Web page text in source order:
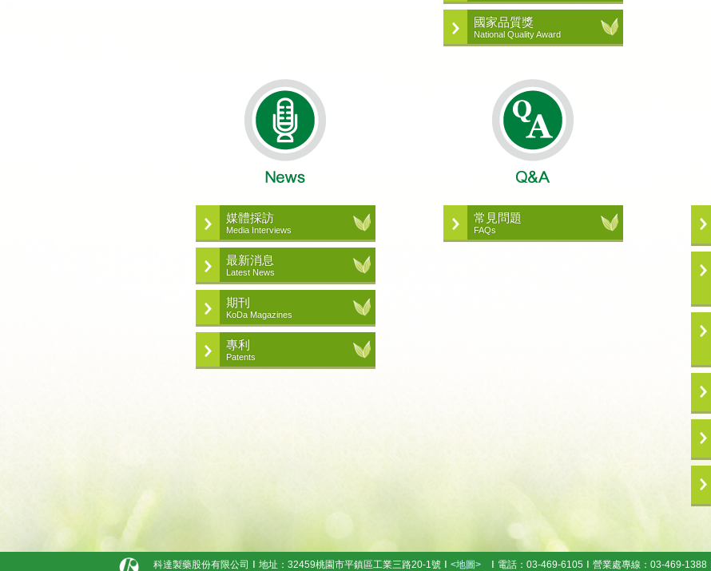
國家品質獎
National Quality Award
媒體採訪
Media Interviews
最新消息
Latest News
期刊
KoDa Magazines
專利
Patents
常見問題
FAQs
科達製藥股份有限公司 地址：32459桃園市平鎮區工業三路20-1號 <地圖> 電話：03-469-6105 營業處專線：03-469-1388